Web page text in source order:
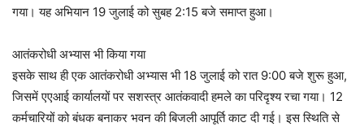
गया। यह अभियान 19 जुलाई को सुबह 2:15 बजे समाप्त हुआ।
आतंकरोधी अभ्यास भी किया गया
इसके साथ ही एक आतंकरोधी अभ्यास भी 18 जुलाई को रात 9:00 बजे शुरू हुआ,
जिसमें एएआई कार्यालयों पर सशस्त्र आतंकवादी हमले का परिदृश्य रचा गया। 12
कर्मचारियों को बंधक बनाकर भवन की बिजली आपूर्ति काट दी गई। इस स्थिति से